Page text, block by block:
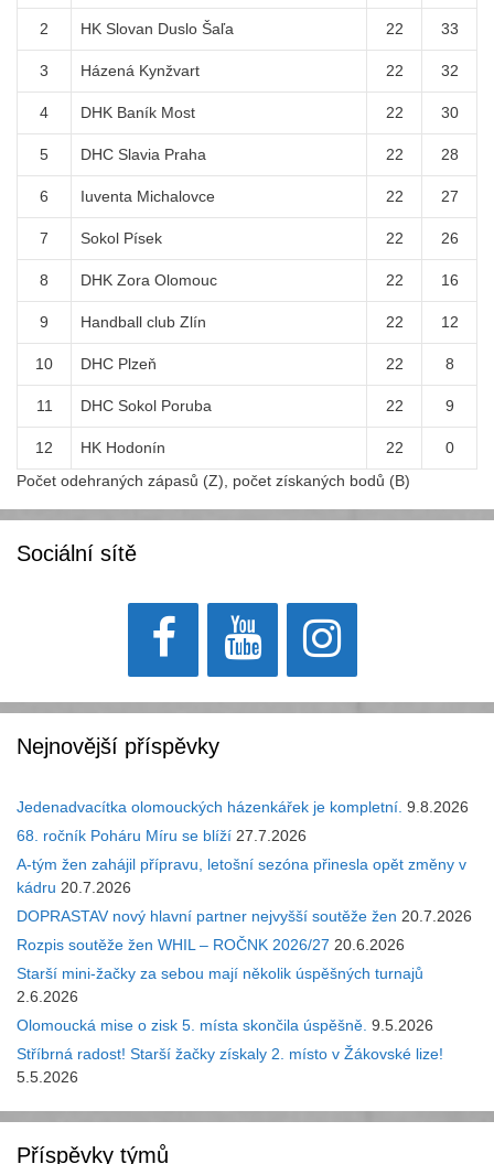
2 HK Slovan Duslo Šaľa 22 33
3 Házená Kynžvart 22 32
4 DHK Baník Most 22 30
5 DHC Slavia Praha 22 28
6 Iuventa Michalovce 22 27
7 Sokol Písek 22 26
8 DHK Zora Olomouc 22 16
9 Handball club Zlín 22 12
10 DHC Plzeň 22 8
11 DHC Sokol Poruba 22 9
12 HK Hodonín 22
0
Počet odehraných zápasů (Z), počet získaných bodů (B)
Sociální sítě
Nejnovější příspěvky
Jedenadvacítka olomouckých házenkářek je kompletní. 9.8.2026
68. ročník Poháru Míru se blíží 27.7.2026
A-tým žen zahájil přípravu, letošní sezóna přinesla opět změny v
kádru 20.7.2026
DOPRASTAV nový hlavní partner nejvyšší soutěže žen 20.7.2026
Rozpis soutěže žen WHIL – ROČNK 2026/27 20.6.2026
Starší mini-žačky za sebou mají několik úspěšných turnajů
2.6.2026
Olomoucká mise o zisk 5. místa skončila úspěšně. 9.5.2026
Stříbrná radost! Starší žačky získaly 2. místo v Žákovské lize!
5.5.2026
Příspěvky týmů